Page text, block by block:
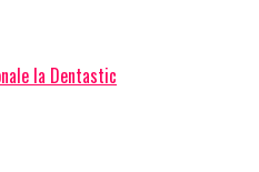
la Dentastic